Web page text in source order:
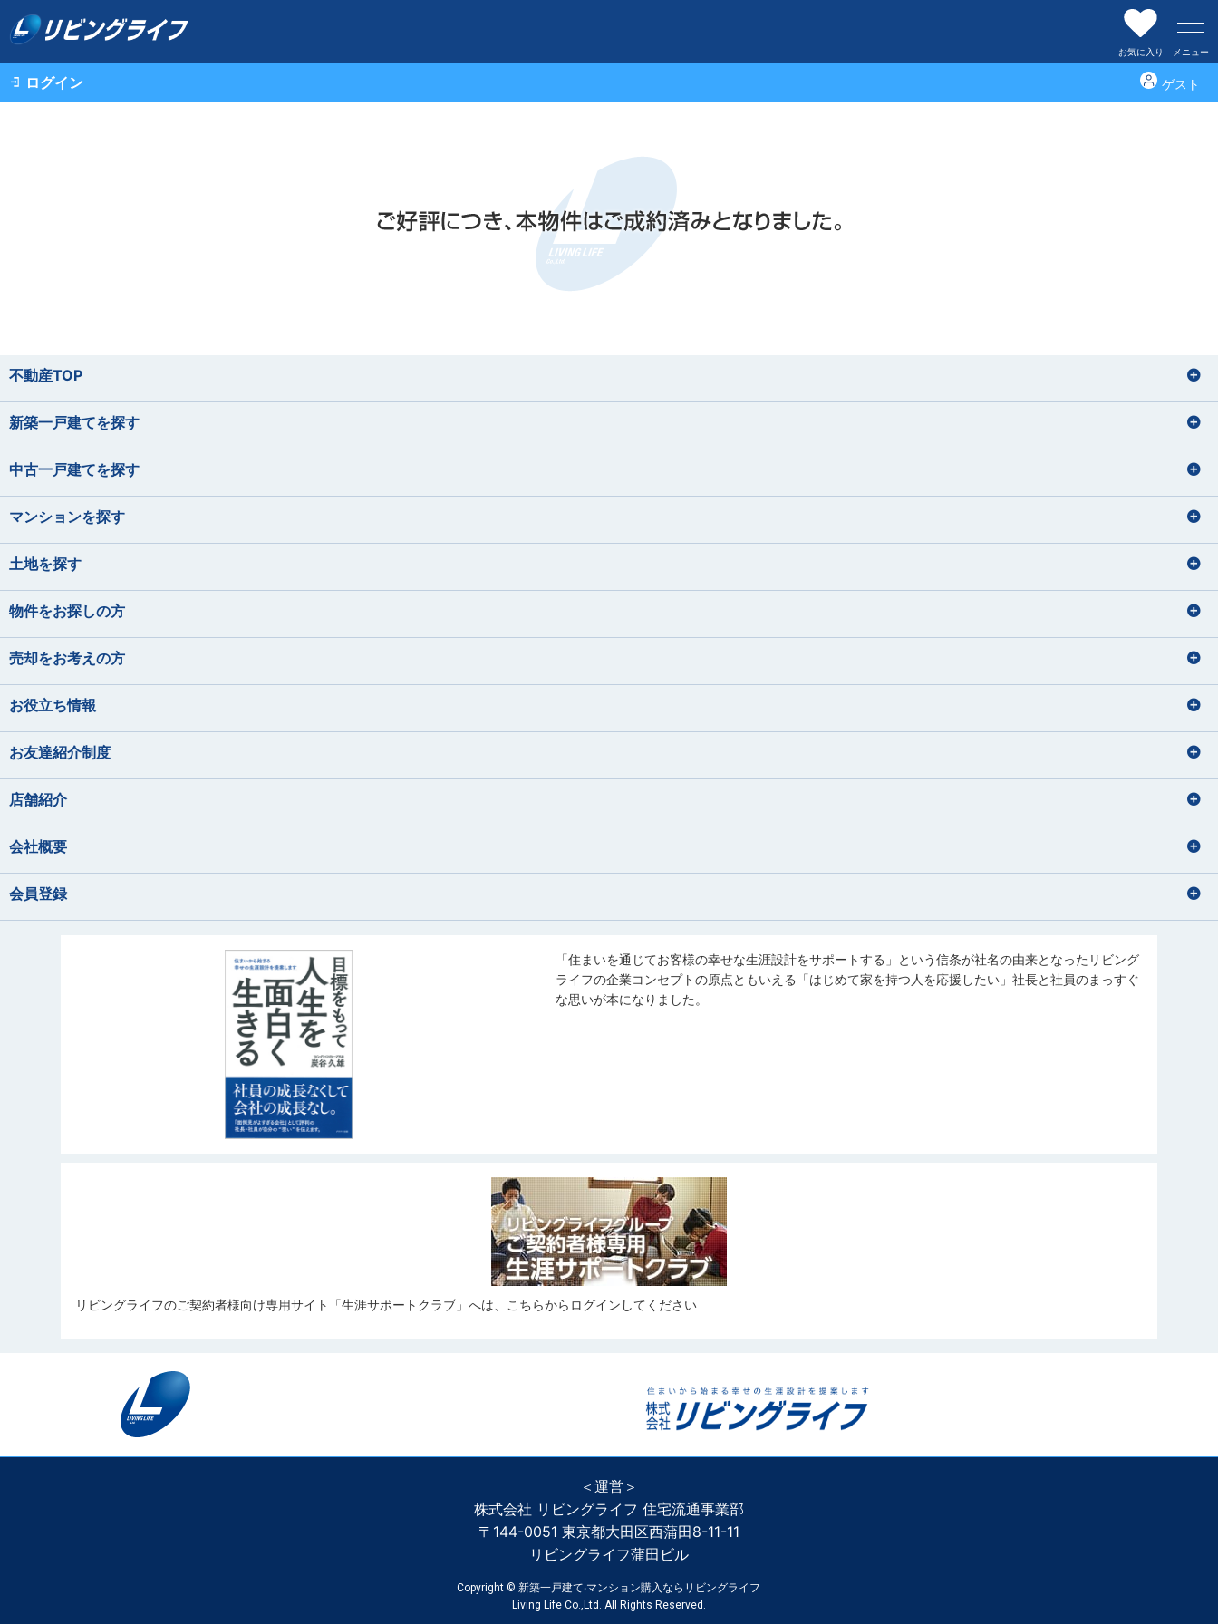
お気に入り メニュー
ログイン ゲスト
不動産TOP
新築一戸建てを探す
中古一戸建てを探す
マンションを探す
土地を探す
物件をお探しの方
売却をお考えの方
お役立ち情報
お友達紹介制度
店舗紹介
会社概要
会員登録
「住まいを通じてお客様の幸せな生涯設計をサポートする」という信条が社名の由来となったリビング
ライフの企業コンセプトの原点ともいえる「はじめて家を持つ人を応援したい」社長と社員のまっすぐ
な思いが本になりました。
リビングライフのご契約者様向け専用サイト「生涯サポートクラブ」へは、こちらからログインしてください
＜運営＞
株式会社 リビングライフ 住宅流通事業部
〒144-0051 東京都大田区西蒲田8-11-11
リビングライフ蒲田ビル
Copyright ©新築一戸建て‧マンション購入ならリビングライフ
Living Life Co.,Ltd. All Rights Reserved.